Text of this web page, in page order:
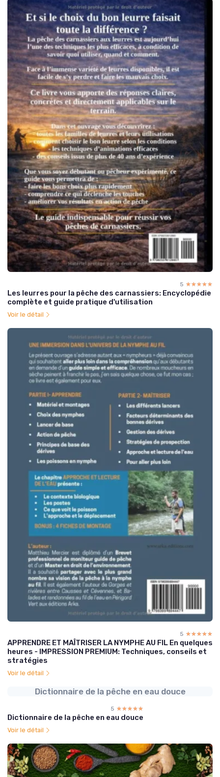
5 ☆☆☆☆☆
★★★★★
Les leurres pour la pêche des carnassiers: Encyclopédie
complète et guide pratique d'utilisation
Voir le détail
5 ☆☆☆☆☆
★★★★★
APPRENDRE ET MAÎTRISER LA NYMPHE AU FIL En quelques
heures - IMPRESSION PREMIUM: Techniques, conseils et
stratégies
Voir le détail
Dictionnaire de la pêche en eau douce
5 ☆☆☆☆☆
★★★★★
Dictionnaire de la pêche en eau douce
Voir le détail